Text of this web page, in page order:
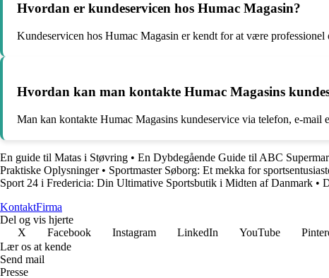
Hvordan er kundeservicen hos Humac Magasin?
Kundeservicen hos Humac Magasin er kendt for at være
Hvordan kan man kontakte Humac Magasins
Man kan kontakte Humac Magasins kundeservice via telefon, e-mail
En guide til Matas i Støvring • En Dybdegående Guide til ABC
Praktiske Oplysninger• Sportmaster Søborg: Et mekka for
Sport 24 i Fredericia: Din Ultimative Sportsbutik i Midten af Danmark •
KontaktFirma
Del og vis hjerte
X
Facebook Instagram LinkedIn YouTube
Lær os at kende
Send mail
Presse